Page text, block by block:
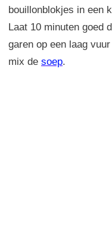
bouillonblokjes in een
Laat 10 minuten goed
garen op een laag
mix de soep.